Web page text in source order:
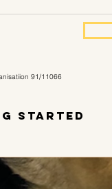
91/11066
Started